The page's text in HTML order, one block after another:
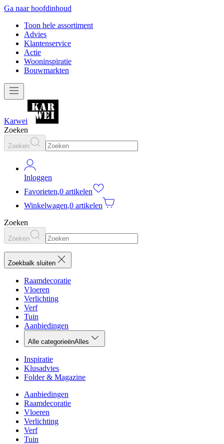
Ga naar hoofdinhoud
Toon hele assortiment
Advies
Klantenservice
Actie
Wooninspiratie
Bouwmarkten
Karwei
Zoeken
Zoeken
Inloggen
Favorieten,0 artikelen
Winkelwagen,0 artikelen
Zoeken
Zoeken
Zoekbalk sluiten
Raamdecoratie
Vloeren
Verlichting
Verf
Tuin
Aanbiedingen
Alle categorieënAlles
Inspiratie
Klusadvies
Folder & Magazine
Aanbiedingen
Raamdecoratie
Vloeren
Verlichting
Verf
Tuin